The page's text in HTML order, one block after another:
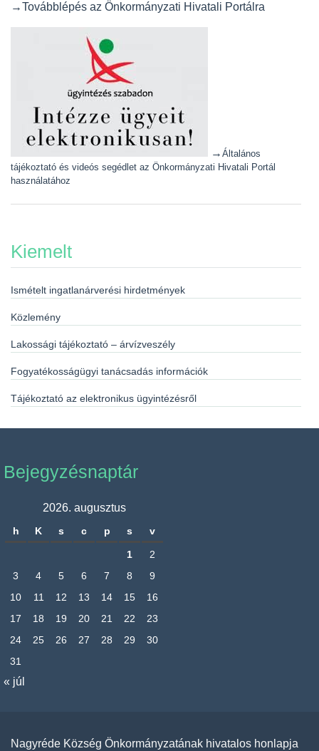
→Továbblépés az Önkormányzati Hivatali Portálra
→ Általános
tájékoztató és videós segédlet az Önkormányzati Hivatali Portál
használatához
Kiemelt
Ismételt ingatlanárverési hirdetmények
Közlemény
Lakossági tájékoztató – árvízveszély
Fogyatékosságügyi tanácsadás információk
Tájékoztató az elektronikus ügyintézésről
Bejegyzésnaptár
2026. augusztus
h K s c p s v
1
2
3
4 5 6 7 8
9
10
11 12 13 14 15
16
17
18 19 20 21 22
23
24
25 26 27 28 29
30
31
« júl
Nagyréde Község Önkormányzatának hivatalos honlapja